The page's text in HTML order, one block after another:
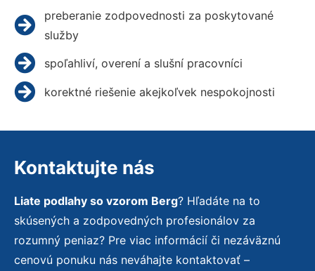
preberanie zodpovednosti za poskytované
služby
spoľahliví, overení a slušní pracovníci
korektné riešenie akejkoľvek nespokojnosti
Kontaktujte nás
Liate podlahy so vzorom Berg? Hľadáte na to
skúsených a zodpovedných profesionálov za
rozumný peniaz? Pre viac informácií či nezáväznú
cenovú ponuku nás neváhajte kontaktovať –